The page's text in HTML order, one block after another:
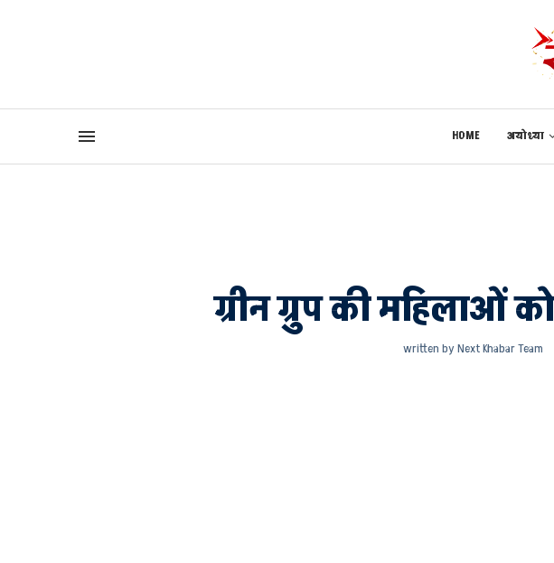
HOME अयोध्या
ग्रीन ग्रुप की महिलाओं
written byNext Khabar Team